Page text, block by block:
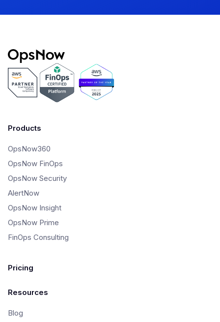
Products
OpsNow360
OpsNow FinOps
OpsNow Security
AlertNow
OpsNow Insight
OpsNow Prime
FinOps Consulting
Pricing
Resources
Blog